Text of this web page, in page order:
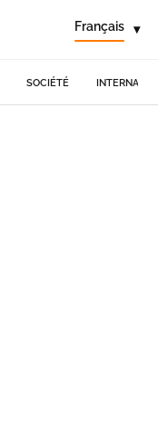
Français ▾
SOCIÉTÉ